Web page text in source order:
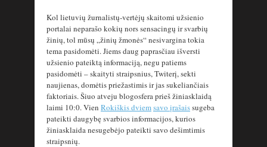
Kol lietuvių žurnalistų-vertėjų skaitomi užsienio
portalai neparašo kokių nors sensacingų ir svarbių
žinių, tol mūsų „žinių žmonės“ nesivargina tokia
tema pasidomėti. Jiems daug paprasčiau išversti
užsienio pateiktą informaciją, negu patiems
pasidomėti – skaityti straipsnius, Twiterį, sekti
naujienas, domėtis priežastimis ir jas sukeliančiais
faktoriais. Šiuo atveju blogosfera prieš žiniasklaidą
laimi 10:0. Vien Rokiškis dviemsavo įrašaissugeba
pateikti daugybę svarbios informacijos, kurios
žiniasklaida nesugebėjo pateikti savo dešimtimis
straipsnių.